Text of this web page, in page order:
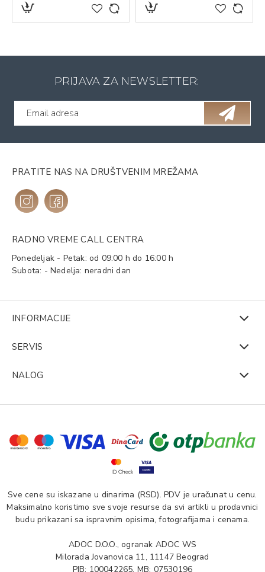
PRIJAVA ZA NEWSLETTER:
PRATITE NAS NA DRUŠTVENIM MREŽAMA
RADNO VREME CALL CENTRA
Ponedeljak - Petak: od 09:00 h do 16:00 h
Subota: - Nedelja: neradni dan
INFORMACIJE
SERVIS
NALOG
Sve cene su iskazane u dinarima (RSD). PDV je uračunat u cenu.
Maksimalno koristimo sve svoje resurse da svi artikli u prodavnici
budu prikazani sa ispravnim opisima, fotografijama i cenama.
ADOC D.O.O., ogranak ADOC WS
Milorada Jovanovica 11, 11147 Beograd
PIB: 100042265, MB: 07530196